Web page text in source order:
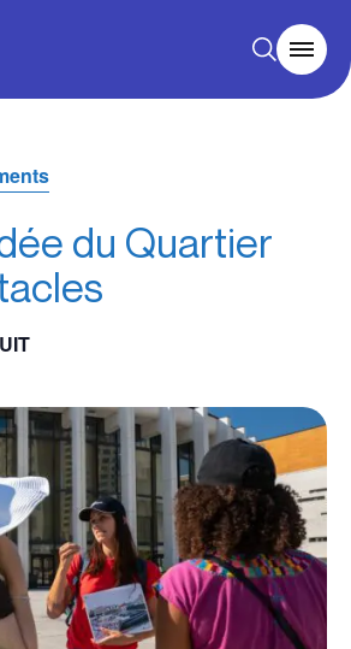
du Quartier